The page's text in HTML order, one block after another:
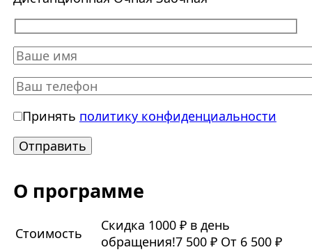
Принять политику конфиденциальности
О программе
Стоимость
Скидка 1000 ₽ в день
обращения!7 500 ₽ От 6 500 ₽